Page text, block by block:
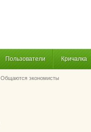
Пользователи Кричалка
Общаются экономисты